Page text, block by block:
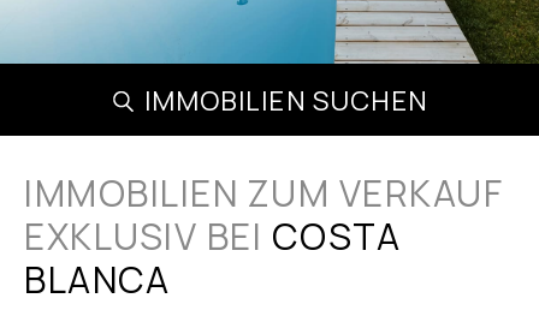
IMMOBILIEN SUCHEN
IMMOBILIEN ZUM VERKAUF
EXKLUSIV BEI COSTA
BLANCA